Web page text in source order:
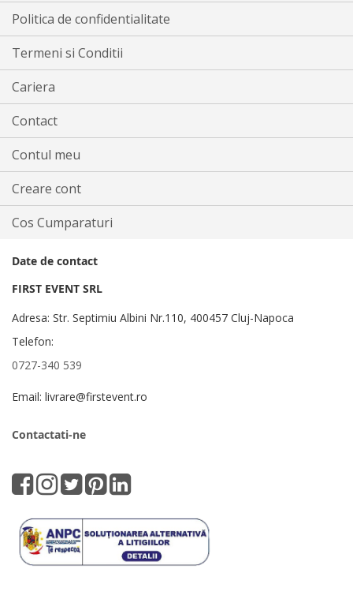
Politica de confidentialitate
Termeni si Conditii
Cariera
Contact
Contul meu
Creare cont
Cos Cumparaturi
Date de contact
FIRST EVENT SRL
Adresa: Str. Septimiu Albini Nr.110, 400457 Cluj-Napoca
Telefon:
0727-340 539
Email: livrare@firstevent.ro
Contactati-ne